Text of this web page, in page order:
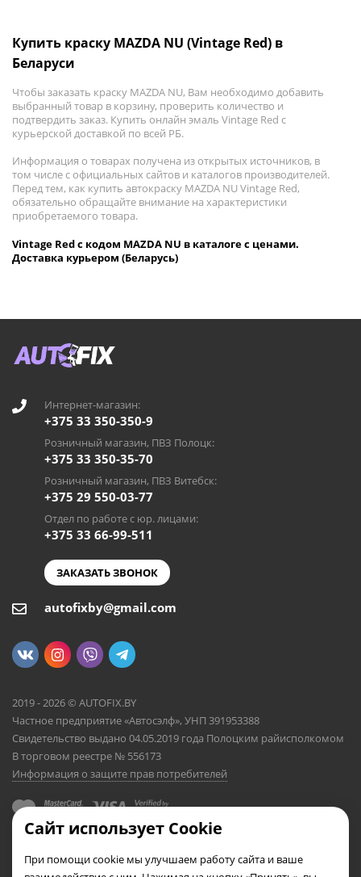
Купить краску MAZDA NU (Vintage Red) в
Беларуси
Чтобы заказать краску MAZDA NU, Вам необходимо добавить
выбранный товар в корзину, проверить количество и
подтвердить заказ. Купить онлайн эмаль Vintage Red с
курьерской доставкой по всей РБ.
Информация о товарах получена из открытых источников, в
том числе с официальных сайтов и каталогов производителей.
Перед тем, как купить автокраску MAZDA NU Vintage Red,
обязательно обращайте внимание на характеристики
приобретаемого товара.
Vintage Red с кодом MAZDA NU в каталоге с ценами.
Доставка курьером (Беларусь)
Интернет-магазин:
+375 33 350-350-9
Розничный магазин, ПВЗ Полоцк:
+375 33 350-35-70
Розничный магазин, ПВЗ Витебск:
+375 29 550-03-77
Отдел по работе с юр. лицами:
+375 33 66-99-511
ЗАКАЗАТЬ ЗВОНОК
autofixby@gmail.com
2019 - 2026 © AUTOFIX.BY
Частное предприятие «Автосэлф», УНП 391953388
Свидетельство выдано 04.05.2019 года Полоцким райисполкомом
В торговом реестре № 556173
Информация о защите прав потребителей
Сайт использует Cookie
При помощи cookie мы улучшаем работу сайта и ваше